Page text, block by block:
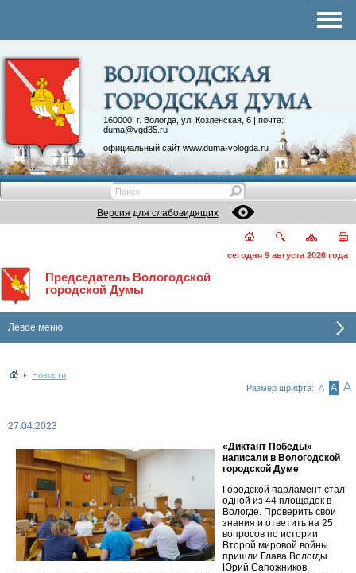
160000, г. Вологда, ул. Козленская, 6 | почта:
duma@vgd35.ru
официальный сайт www.duma-vologda.ru
Контакты
Депутатские объединения
Версия для слабовидящих
сегодня 9 августа 2026 года
Председатель Вологодской
городской Думы
Левое меню
Новости
Размер шрифта: А А А
27.04.2023
«Диктант Победы»
написали в Вологодской
городской Думе
Городской парламент стал
одной из 44 площадок в
Вологде. Проверить свои
знания и ответить на 25
вопросов по истории
Второй мировой войны
пришли Глава Вологды
Юрий Сапожников,